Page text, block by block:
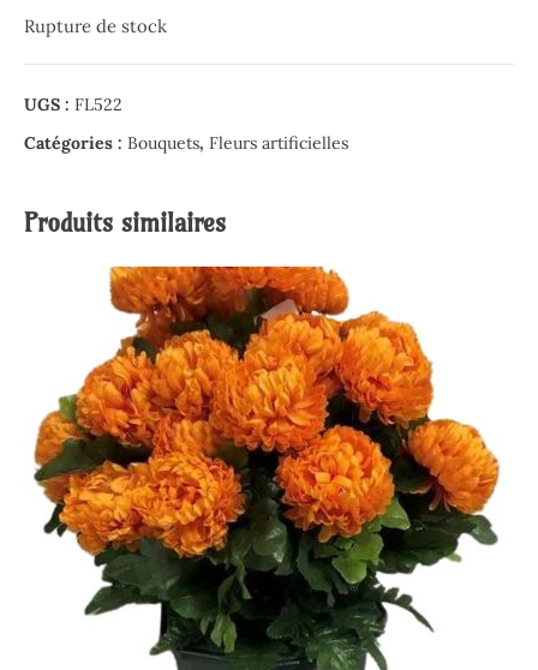
Rupture de stock
UGS : FL522
Catégories : Bouquets, Fleurs artificielles
Produits similaires